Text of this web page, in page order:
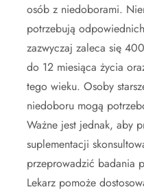
osób z niedoborami.
potrzebują
zazwyczaj zaleca się
do 12 miesiąca życia
tego wieku. Osoby
niedoboru mogą
Ważne jest jednak, aby
suplementacji
przeprowadzić badania
Lekarz pomoże